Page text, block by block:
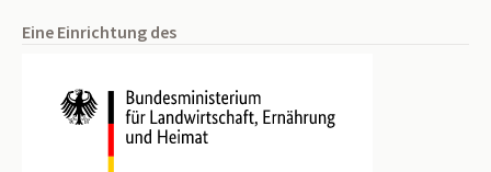
Eine Einrichtung des